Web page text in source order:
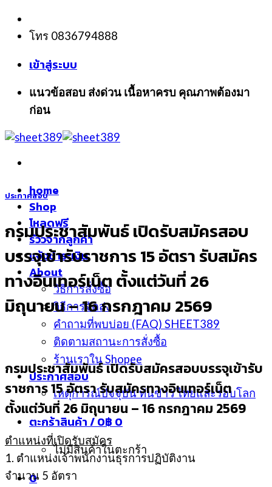
Skip
content
โทร 0836794888
เข้าสู่ระบบ
แนวข้อสอบ ส่งด่วน เนื้อหาครบ คุณภาพต้องมา
ก่อน
home
Shop
โหลดฟรี
รีวิวจากลูกค้า
แจ้งชำระเงิน
About
วิธีการสั่งซื้อ
วิธีการจัดส่ง
คำถามที่พบบ่อย (FAQ) SHEET389
ติดตามสถานะการสั่งซื้อ
ร้านเราใน Shopee
ประกาศสอบ
เหตุการณ์ปัจจุบัน ทันข่าว ไทยและรอบโลก
ตะกร้าสินค้า /0฿ 0
ไม่มีสินค้าในตะกร้า
0
ประกาศสอบ
กรมประชาสัมพันธ์ เปิดรับสมัครสอบ
บรรจุเข้ารับราชการ 15 อัตรา รับสมัคร
ทางอินเทอร์เน็ต ตั้งแต่วันที่ 26
มิถุนายน – 16 กรกฎาคม 2569
กรมประชาสัมพันธ์เปิดรับสมัครสอบบรรจุเข้ารับ
ราชการ 15 อัตรา รับสมัครทางอินเทอร์เน็ต
ตั้งแต่วันที่ 26 มิถุนายน – 16 กรกฎาคม 2569
ตำแหน่งที่เปิดรับสมัคร
1. ตำแหน่งเจ้าพนักงานธุรการปฏิบัติงาน
จำนวน 5 อัตรา